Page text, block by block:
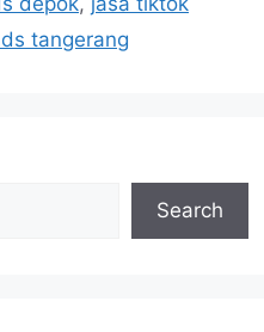
tangerang
Search